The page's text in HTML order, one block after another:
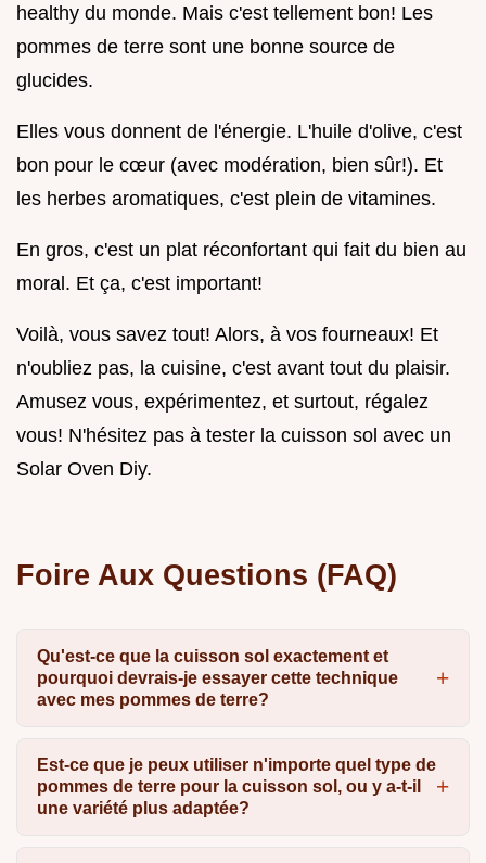
healthy du monde. Mais c'est tellement bon! Les
pommes de terre sont une bonne source de
glucides.
Elles vous donnent de l'énergie. L'huile d'olive, c'est
bon pour le cœur (avec modération, bien sûr!). Et
les herbes aromatiques, c'est plein de vitamines.
En gros, c'est un plat réconfortant qui fait du bien au
moral. Et ça, c'est important!
Voilà, vous savez tout! Alors, à vos fourneaux! Et
n'oubliez pas, la cuisine, c'est avant tout du plaisir.
Amusez vous, expérimentez, et surtout, régalez
vous! N'hésitez pas à tester la cuisson sol avec un
Solar Oven Diy.
Foire Aux Questions (FAQ)
Qu'est-ce que la cuisson sol exactement et
pourquoi devrais-je essayer cette technique
avec mes pommes de terre?
Est-ce que je peux utiliser n'importe quel type de
pommes de terre pour la cuisson sol, ou y a-t-il
une variété plus adaptée?